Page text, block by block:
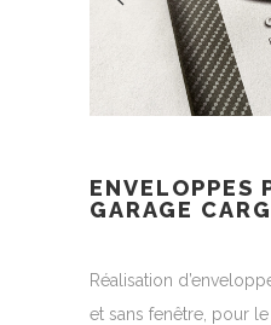
ENVELOPPES
GARAGE
Réalisation
et sans fenêtre, pour